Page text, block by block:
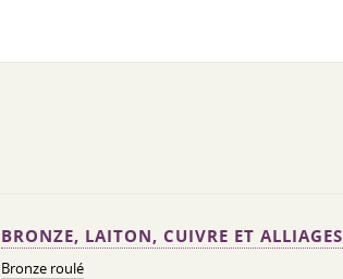
BRONZE, LAITON, CUIVRE ET ALLIAGES
Bronze roulé